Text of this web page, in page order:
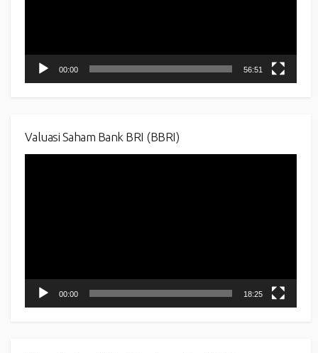
00:00 56:51
Valuasi Saham Bank BRI (BBRI)
00:00 18:25